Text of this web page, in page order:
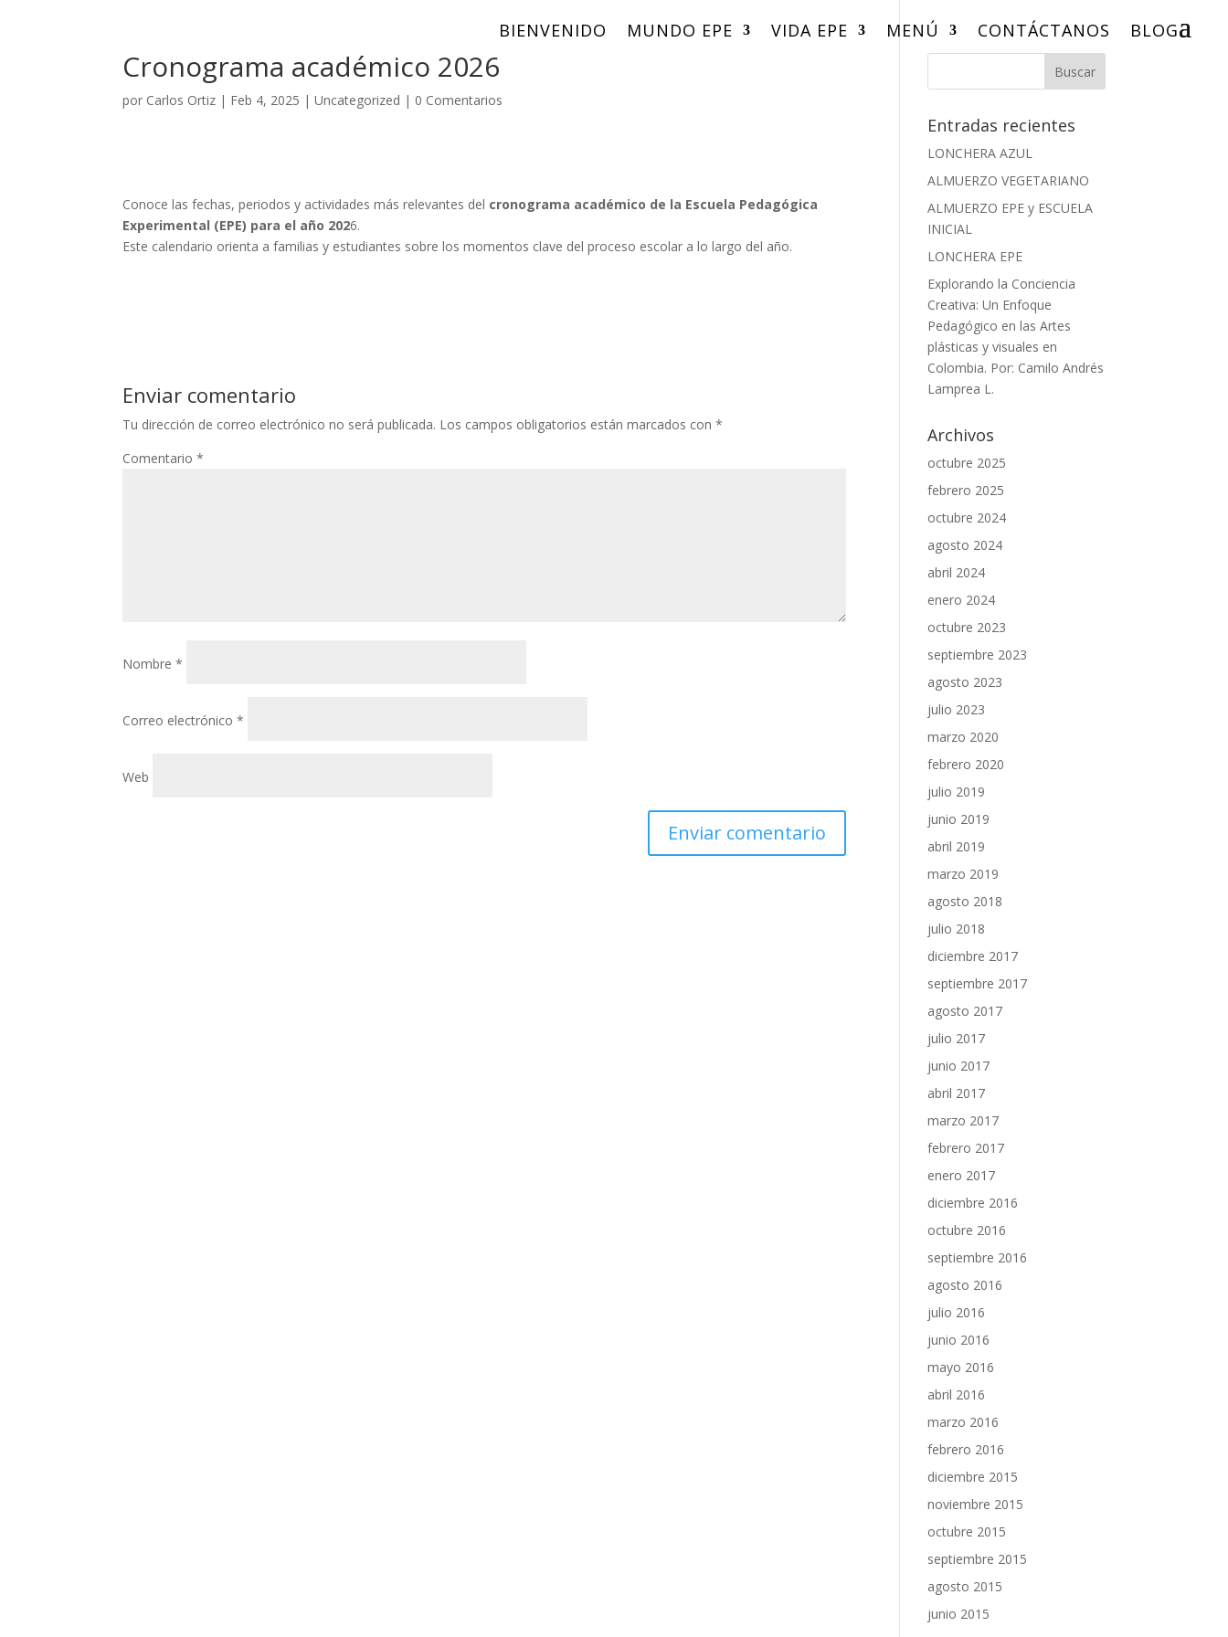
BIENVENIDO MUNDO EPE VIDA EPE MENÚ CONTÁCTANOS BLOG
Cronograma académico 2026
por Carlos Ortiz | Feb 4, 2025 |Uncategorized | 0 Comentarios
Conoce las fechas, periodos y actividades más relevantes del cronograma académico de la Escuela Pedagógica
Experimental (EPE) para el año 2026.
Este calendario orienta a familias y estudiantes sobre los momentos clave del proceso escolar a lo largo del año.
Enviar comentario
Tu dirección de correo electrónico no será publicada. Los campos obligatorios están marcados con*
Comentario*
Nombre*
Correo electrónico*
Web
Entradas recientes
LONCHERA AZUL
ALMUERZO VEGETARIANO
ALMUERZO EPE y ESCUELA
INICIAL
LONCHERA EPE
Explorando la Conciencia
Creativa: Un Enfoque
Pedagógico en las Artes
plásticas y visuales en
Colombia. Por: Camilo Andrés
Lamprea L.
Archivos
octubre 2025
febrero 2025
octubre 2024
agosto 2024
abril 2024
enero 2024
octubre 2023
septiembre 2023
agosto 2023
julio 2023
marzo 2020
febrero 2020
julio 2019
junio 2019
abril 2019
marzo 2019
agosto 2018
julio 2018
diciembre 2017
septiembre 2017
agosto 2017
julio 2017
junio 2017
abril 2017
marzo 2017
febrero 2017
enero 2017
diciembre 2016
octubre 2016
septiembre 2016
agosto 2016
julio 2016
junio 2016
mayo 2016
abril 2016
marzo 2016
febrero 2016
diciembre 2015
noviembre 2015
octubre 2015
septiembre 2015
agosto 2015
junio 2015